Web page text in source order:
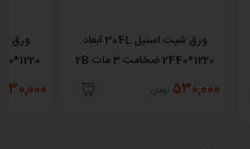
ورق شیت استیل 304L ابعاد
1220*2440 ضخامت 3 مات 2B
530,000 تومان